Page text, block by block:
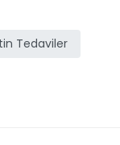
Tedaviler